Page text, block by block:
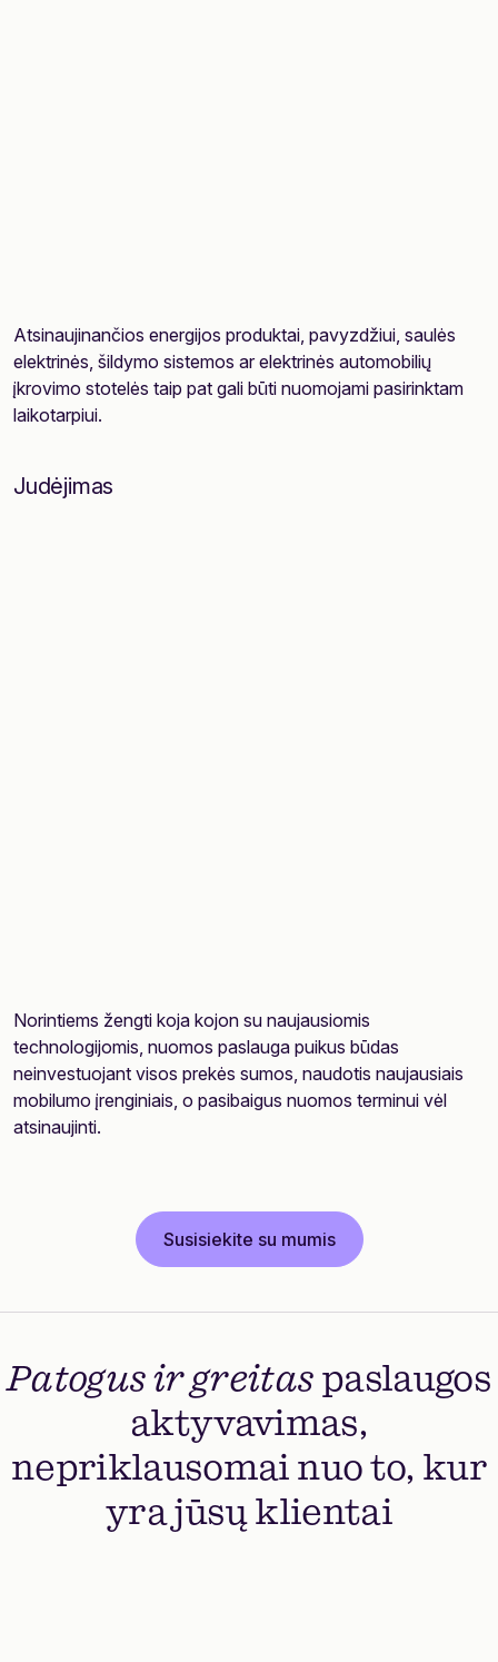
Atsinaujinančios energijos produktai, pavyzdžiui, saulės
elektrinės, šildymo sistemos ar elektrinės automobilių
įkrovimo stotelės taip pat gali būti nuomojami pasirinktam
laikotarpiui.
Judėjimas
Norintiems žengti koja kojon su naujausiomis
technologijomis, nuomos paslauga puikus būdas
neinvestuojant visos prekės sumos, naudotis naujausiais
mobilumo įrenginiais, o pasibaigus nuomos terminui vėl
atsinaujinti.
Susisiekite su mumis
Patogus ir greitas paslaugos
aktyvavimas,
nepriklausomai nuo to, kur
yra jūsų klientai